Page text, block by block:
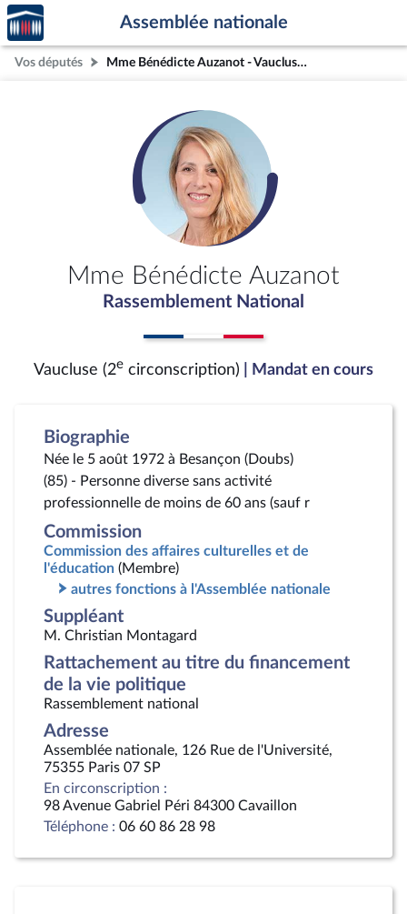
Aller au contenu
Aller en bas de la page
Accèder
à la
page
d'accueil
Assemblée nationale
Vos députés Mme Bénédicte Auzanot - Vaucluse (2e circonscription)
Mme Bénédicte Auzanot
Rassemblement National
Vaucluse (2e circonscription) | Mandat en cours
Biographie
Née le 5 août 1972 à Besançon (Doubs)
(85) - Personne diverse sans activité
professionnelle de moins de 60 ans (sauf r
Commission
Commission des affaires culturelles et de
l'éducation (Membre)
autres fonctions à l'Assemblée nationale
Suppléant
M. Christian Montagard
Rattachement au titre du financement
de la vie politique
Rassemblement national
Adresse
Assemblée nationale, 126 Rue de l'Université,
75355 Paris 07 SP
En circonscription :
98 Avenue Gabriel Péri 84300 Cavaillon
Téléphone : 06 60 86 28 98